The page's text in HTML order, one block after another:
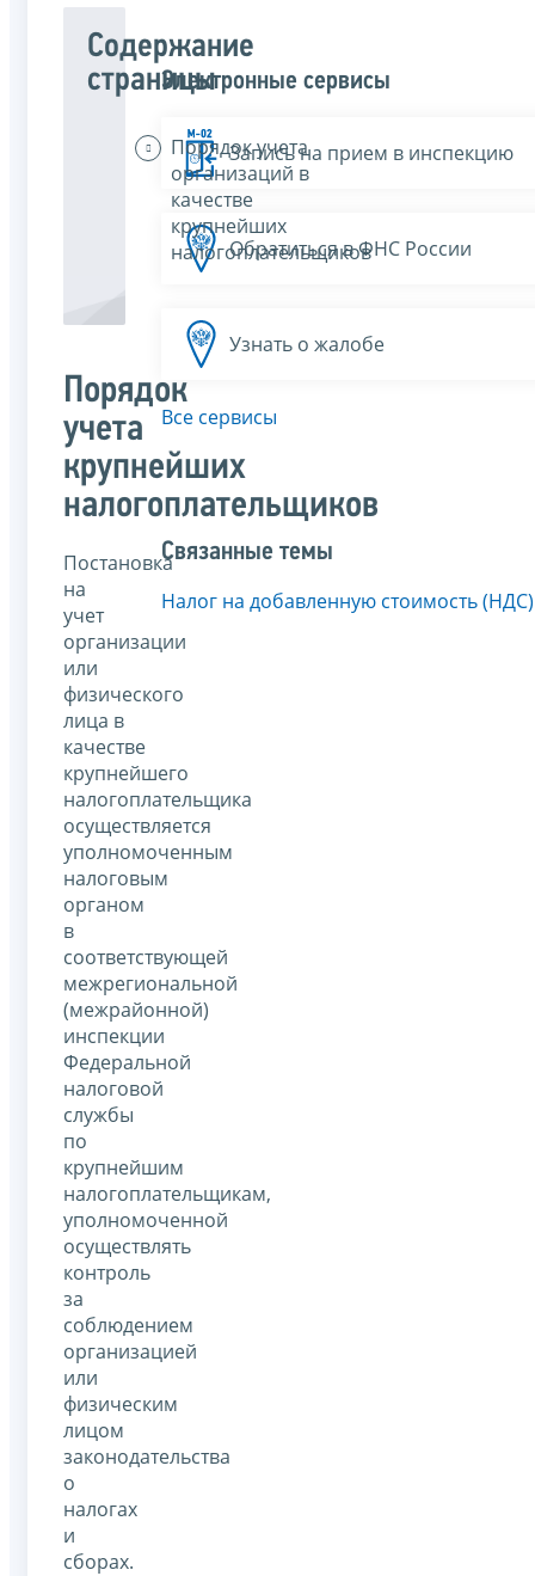
Содержание
страницы
Порядок учета
организаций в
качестве
крупнейших
налогоплательщиков
Порядок
учета
крупнейших
налогоплательщиков
Постановка
на
учет
организации
или
физического
лица в
качестве
крупнейшего
налогоплательщика
осуществляется
уполномоченным
налоговым
органом
в
соответствующей
межрегиональной
(межрайонной)
инспекции
Федеральной
налоговой
службы
по
крупнейшим
налогоплательщикам,
уполномоченной
осуществлять
контроль
за
соблюдением
организацией
или
физическим
лицом
законодательства
о
налогах
и
сборах.
Электронные сервисы
Запись на прием в инспекцию
Обратиться в ФНС России
Узнать о жалобе
Все сервисы
Связанные темы
Налог на добавленную стоимость (НДС)